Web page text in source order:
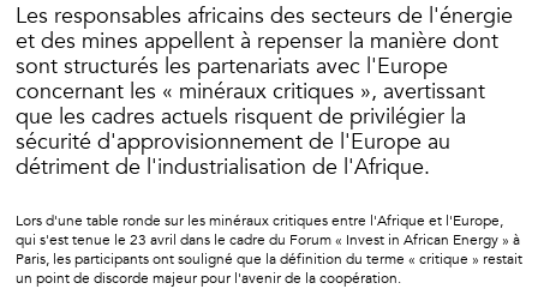
Les responsables africains des secteurs de l'énergie
et des mines appellent à repenser la manière dont
sont structurés les partenariats avec l'Europe
concernant les « minéraux critiques », avertissant
que les cadres actuels risquent de privilégier la
sécurité d'approvisionnement de l'Europe au
détriment de l'industrialisation de l'Afrique.
Lors d'une table ronde sur les minéraux critiques entre l'Afrique et l'Europe,
qui s'est tenue le 23 avril dans le cadre du Forum « Invest in African Energy » à
Paris, les participants ont souligné que la définition du terme « critique » restait
un point de discorde majeur pour l'avenir de la coopération.